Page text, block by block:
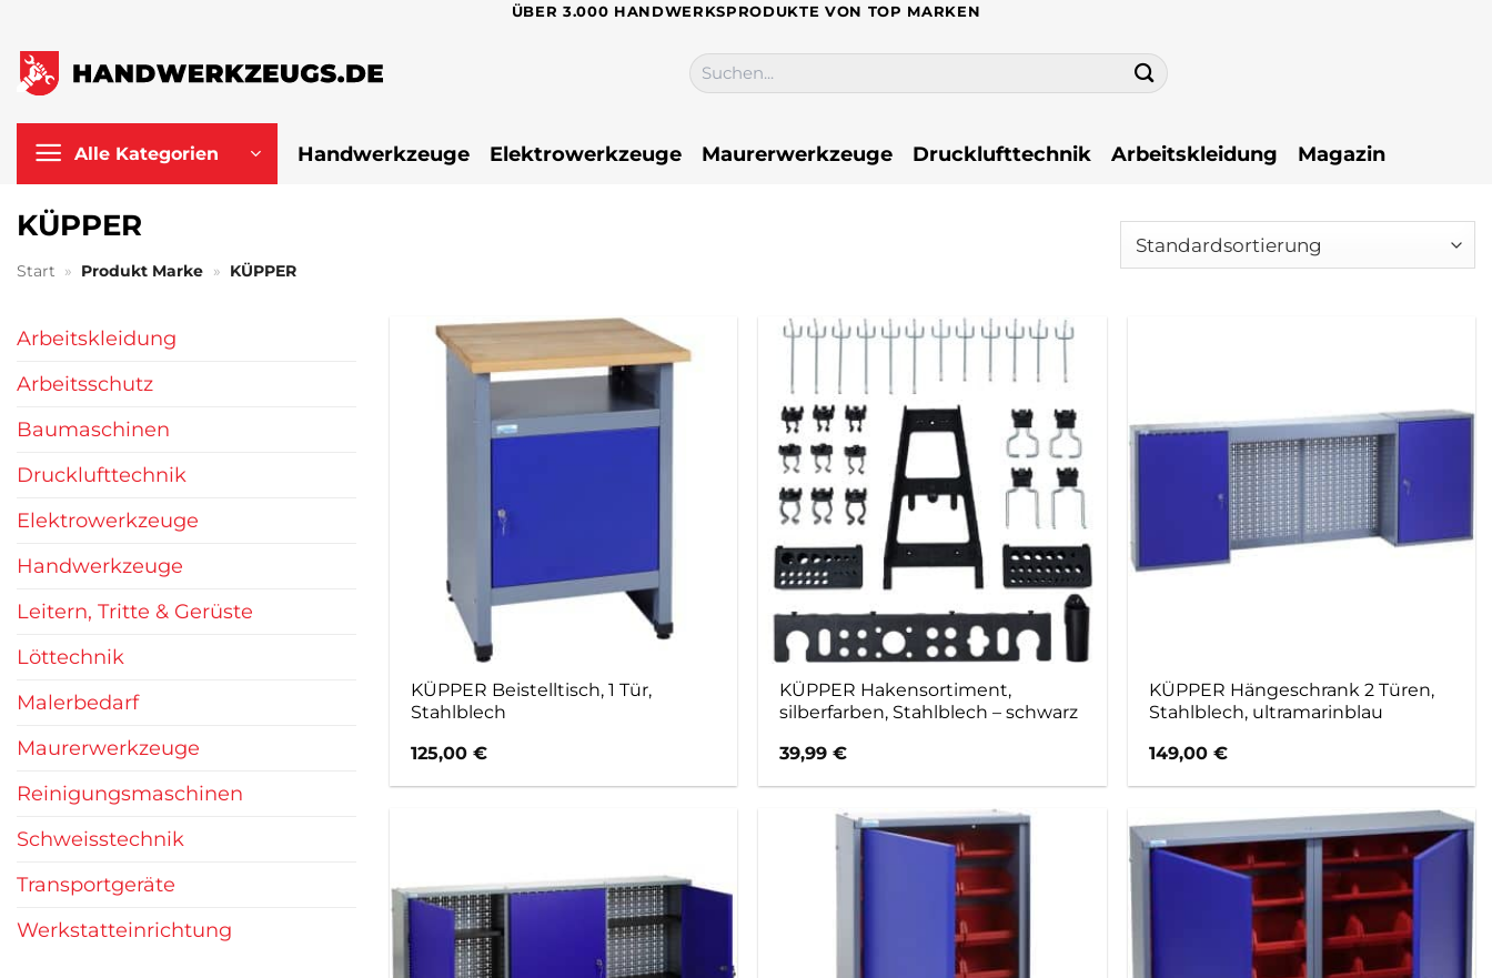
springen
ÜBER 3.000 HANDWERKSPRODUKTE VON TOP MARKEN
Suchen
nach:
Alle Kategorien Handwerkzeuge Elektrowerkzeuge Maurerwerkzeuge Drucklufttechnik Arbeitskleidung Magazin
KÜPPER
Start » Produkt Marke » KÜPPER
Arbeitskleidung
Arbeitsschutz
Baumaschinen
Drucklufttechnik
Elektrowerkzeuge
Handwerkzeuge
Leitern, Tritte & Gerüste
Löttechnik
Malerbedarf
Maurerwerkzeuge
Reinigungsmaschinen
Schweisstechnik
Transportgeräte
Werkstatteinrichtung
KÜPPER Beistelltisch, 1 Tür,
Stahlblech
125,00 €
KÜPPER Hakensortiment,
silberfarben, Stahlblech – schwarz
39,99€
KÜPPER Hängeschrank 2 Türen,
Stahlblech, ultramarinblau
149,00€